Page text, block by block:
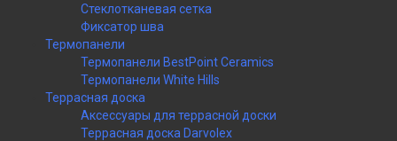
Стеклотканевая сетка
Фиксатор шва
Термопанели
Термопанели BestPoint Ceramics
Термопанели White Hills
Террасная доска
Аксессуары для террасной доски
Террасная доска Darvolex